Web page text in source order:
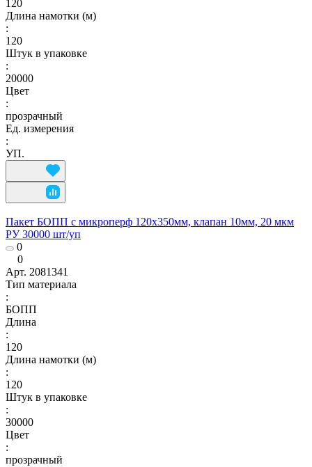
120
Длина намотки (м)
:
120
Штук в упаковке
:
20000
Цвет
:
прозрачный
Ед. измерения
:
УП.
Пакет БОПП с микроперф 120x350мм, клапан 10мм, 20 мкм
РУ 30000 шт/уп
0
0
Арт. 2081341
Тип материала
:
БОПП
Длина
:
120
Длина намотки (м)
:
120
Штук в упаковке
:
30000
Цвет
:
прозрачный